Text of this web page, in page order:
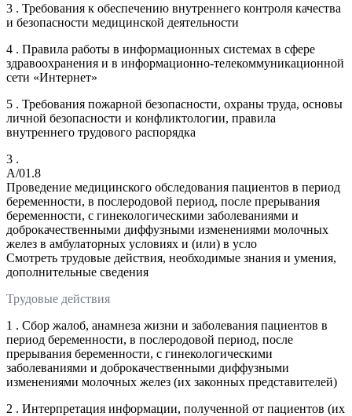
3 . Требования к обеспечению внутреннего контроля качества
и безопасности медицинской деятельности
4 . Правила работы в информационных системах в сфере
здравоохранения и в информационно-телекоммуникационной
сети «Интернет»
5 . Требования пожарной безопасности, охраны труда, основы
личной безопасности и конфликтологии, правила
внутреннего трудового распорядка
3 .
A/01.8
Проведение медицинского обследования пациентов в период
беременности, в послеродовой период, после прерывания
беременности, с гинекологическими заболеваниями и
доброкачественными диффузными изменениями молочных
желез в амбулаторных условиях и (или) в усло
Смотреть трудовые действия, необходимые знания и умения,
дополнительные сведения
Трудовые действия
1 . Сбор жалоб, анамнеза жизни и заболевания пациентов в
период беременности, в послеродовой период, после
прерывания беременности, с гинекологическими
заболеваниями и доброкачественными диффузными
изменениями молочных желез (их законных представителей)
2 . Интерпретация информации, полученной от пациентов (их